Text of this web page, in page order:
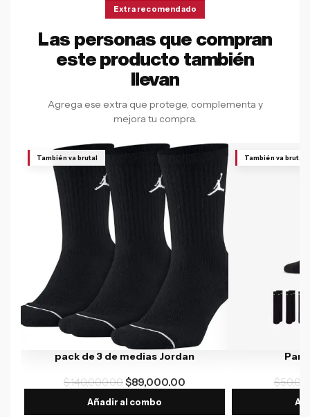
Extra recomendado
Las personas que compran
este producto también
llevan
Agrega ese extra que protege, complementa y
mejora tu compra.
También va brutal
pack de 3 de medias Jordan
$140,000.00$89,000.00
Añadir al combo
También va brutal
Par
$